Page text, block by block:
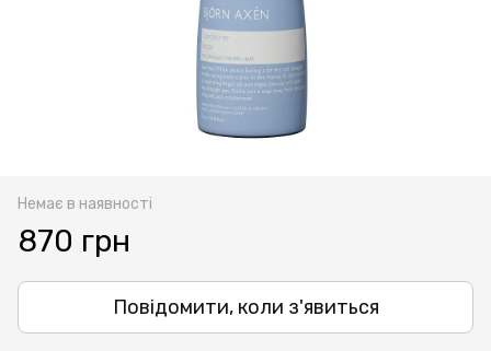
Немає в наявності
870 грн
Повідомити, коли з'явиться